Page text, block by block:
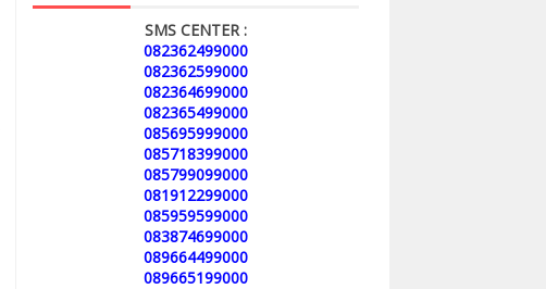
SMS CENTER :
082362499000
082362599000
082364699000
082365499000
085695999000
085718399000
085799099000
081912299000
085959599000
083874699000
089664499000
089665199000